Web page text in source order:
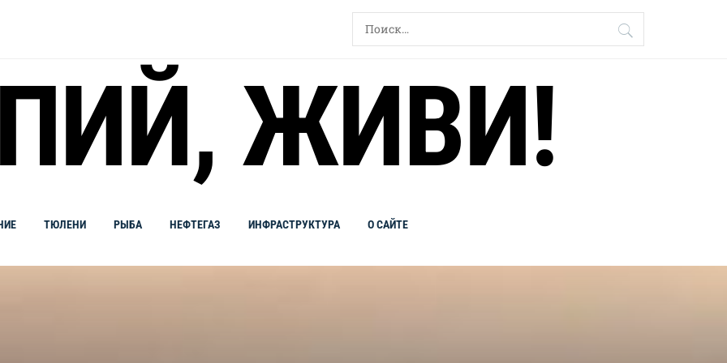
Найти:
ЖИВИ!
ТЮЛЕНИ РЫБА НЕФТЕГАЗ ИНФРАСТРУКТУРА О САЙТЕ